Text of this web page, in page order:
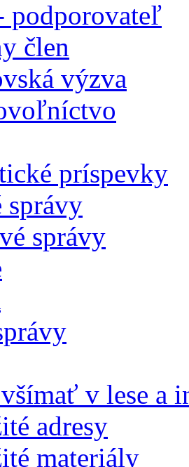
podporovateľ
člen
výzva
príspevky
správy
správy
v lese a
adresy
materiály